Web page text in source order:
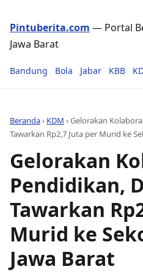
Pintuberita.com — Portal
Jawa Barat
Bandung Bola Jabar KBB
Beranda› KDM ›Gelorakan
Tawarkan Rp2,7 Juta per Murid ke
Gelorakan
Pendidikan,
Tawarkan
Murid ke
Jawa Barat